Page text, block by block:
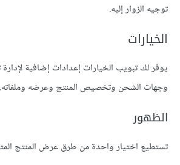
توجيه الزوار إليه.
الخيارات
يوفر لك تبويب الخيارات إعدادات إضافية
وجهات الشحن وتخصيص المنتج وعرضه وملفاته.
الظهور
تستطيع اختيار واحدة من طرق عرض المنتج